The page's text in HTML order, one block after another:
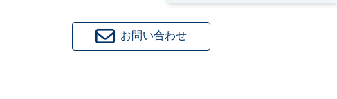
お問い合わせ